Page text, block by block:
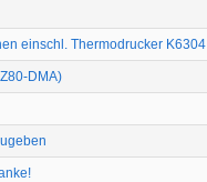
einschl. Thermodrucker K6304
DMA)